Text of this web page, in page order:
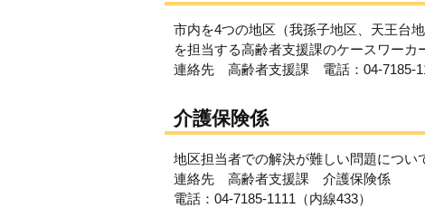
市内を4つの地区（我孫子地区、天王台
を担当する高齢者支援課のケースワーカ
連絡先 高齢者支援課 電話：04-7185-
介護保険係
地区担当者での解決が難しい問題につい
連絡先 高齢者支援課 介護保険係
電話：04-7185-1111（内線433）